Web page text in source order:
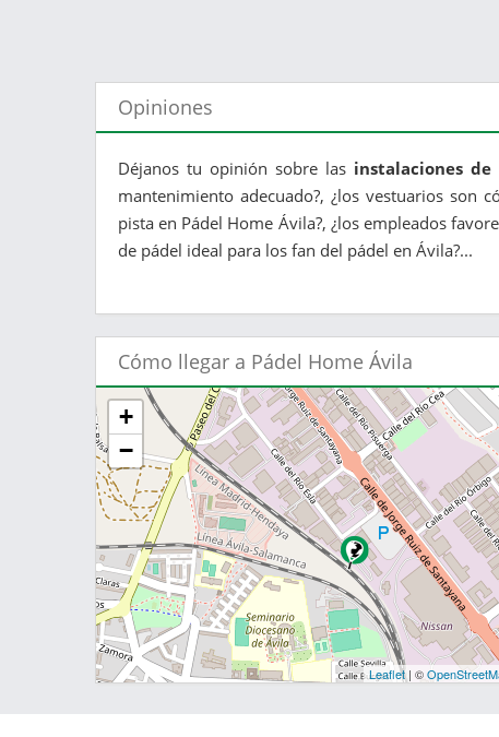
Opiniones
Déjanos tu opinión sobre las instalaciones de
mantenimiento adecuado?, ¿los vestuarios son
pista en Pádel Home Ávila?, ¿los empleados
de pádel ideal para los fan del pádel en Ávila?...
Cómo llegar a Pádel Home Ávila
+
−
Leaflet| ©